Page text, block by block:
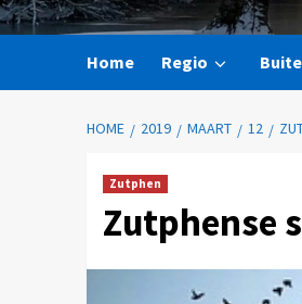
Home Regio
HOME 2019 MAART 12
Zutphen
Zutphense